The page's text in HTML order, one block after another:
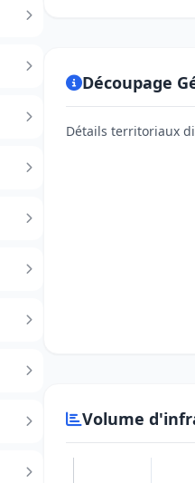
Découpage
Détails territoriaux
Volume